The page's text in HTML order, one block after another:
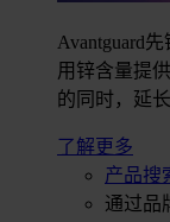
Avantguard
用锌含量提
的同时，延
了解更多
产品搜
通过品